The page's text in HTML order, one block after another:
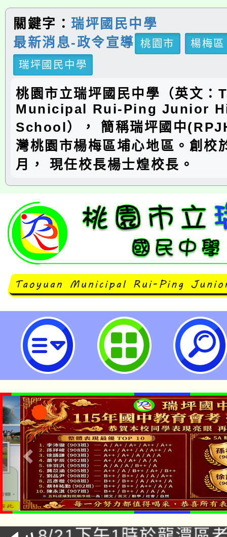
關鍵字： 瑞坪國民中學
最新消息-政令宣導
桃園市
楊梅區
瑞坪國民中學
桃園市立瑞坪國民中學（英文：
Municipal Rui-Ping Junior
School）， 簡稱瑞坪國中
灣桃園市楊梅區埔心地區。創校
月， 現任校長楊士煌校長。
登革熱防治宣導-桃園市立瑞坪國民
「本色祭」8/29、30在
場熱烈登場!
8/21下午1時於龍潭區